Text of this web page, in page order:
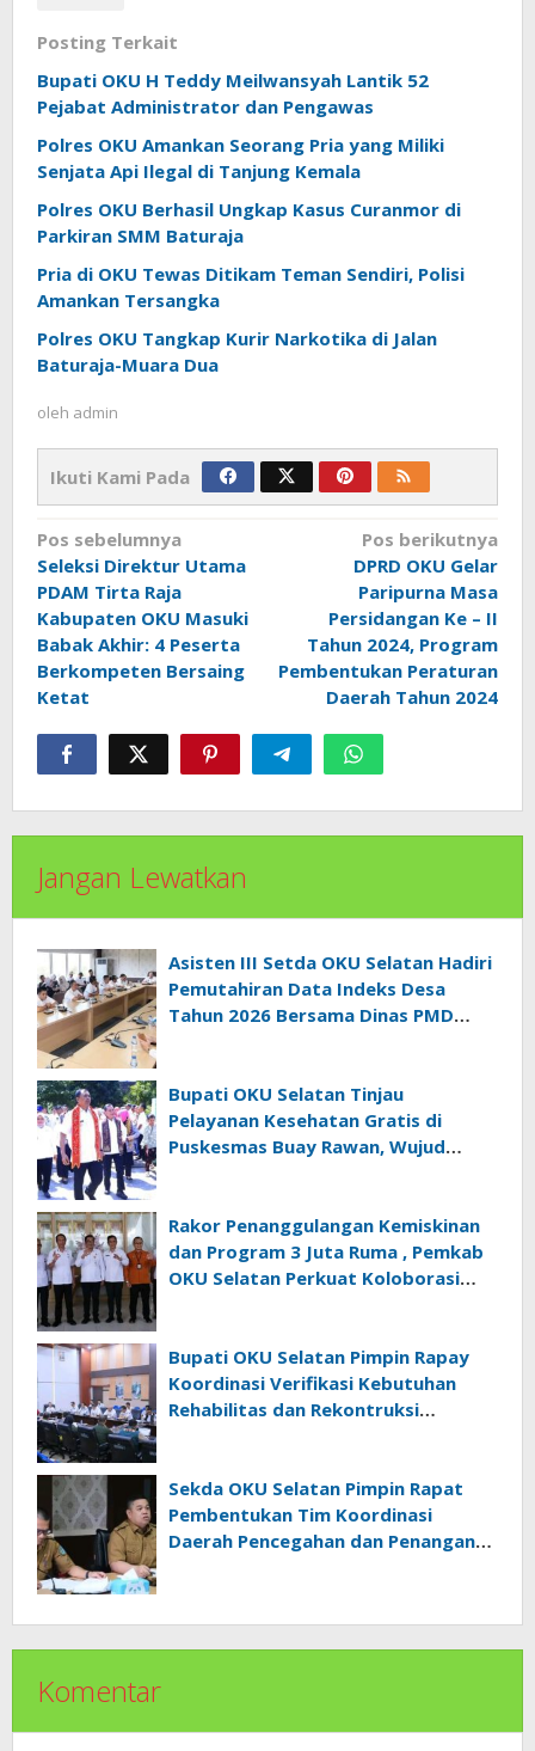
Posting Terkait
Bupati OKU H Teddy Meilwansyah Lantik 52
Pejabat Administrator dan Pengawas
Polres OKU Amankan Seorang Pria yang Miliki
Senjata Api Ilegal di Tanjung Kemala
Polres OKU Berhasil Ungkap Kasus Curanmor di
Parkiran SMM Baturaja
Pria di OKU Tewas Ditikam Teman Sendiri, Polisi
Amankan Tersangka
Polres OKU Tangkap Kurir Narkotika di Jalan
Baturaja-Muara Dua
oleh admin
Ikuti Kami Pada
Navigasi
pos
Pos sebelumnya
Seleksi Direktur Utama
PDAM Tirta Raja
Kabupaten OKU Masuki
Babak Akhir: 4 Peserta
Berkompeten Bersaing
Ketat
Pos berikutnya
DPRD OKU Gelar
Paripurna Masa
Persidangan Ke – II
Tahun 2024, Program
Pembentukan Peraturan
Daerah Tahun 2024
Jangan Lewatkan
Asisten III Setda OKU Selatan Hadiri
Pemutahiran Data Indeks Desa
Tahun 2026 Bersama Dinas PMD
Bupati OKU Selatan Tinjau
Pelayanan Kesehatan Gratis di
Puskesmas Buay Rawan, Wujud
Rakor Penanggulangan Kemiskinan
dan Program 3 Juta Ruma , Pemkab
OKU Selatan Perkuat Koloborasi
Bupati OKU Selatan Pimpin Rapay
Koordinasi Verifikasi Kebutuhan
Rehabilitas dan Rekontruksi
Sekda OKU Selatan Pimpin Rapat
Pembentukan Tim Koordinasi
Daerah Pencegahan dan Penanganan
Komentar